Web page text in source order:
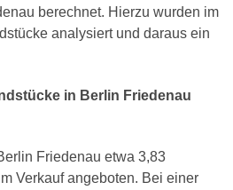
berechnet. Hierzu wurden im
analysiert und daraus ein
in Berlin Friedenau
Friedenau etwa 3,83
Verkauf angeboten. Bei einer